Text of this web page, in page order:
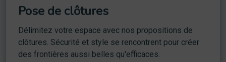
Pose de clôtures
Délimitez votre espace avec nos propositions de
clôtures. Sécurité et style se rencontrent pour créer
des frontières aussi belles qu'efficaces.